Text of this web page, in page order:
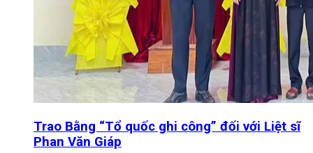
Trao Bằng “Tổ quốc ghi công” đối với Liệt sĩ
Phan Văn Giáp